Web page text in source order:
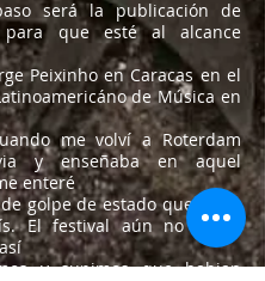
será la publicación de
que esté al alcance
Peixinho en Caracas en el
de Música en
me volví a Roterdam
y enseñaba en aquel
enteré
golpe de estado que hubo
El festival aún no había
y supimos que habian